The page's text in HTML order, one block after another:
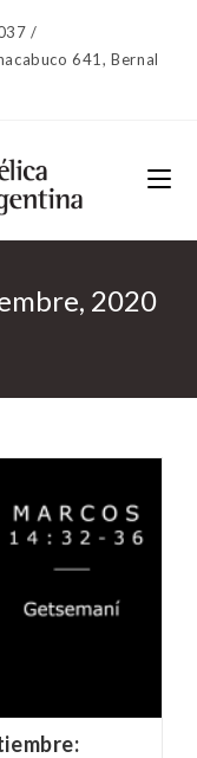
/
641, Bernal
2020